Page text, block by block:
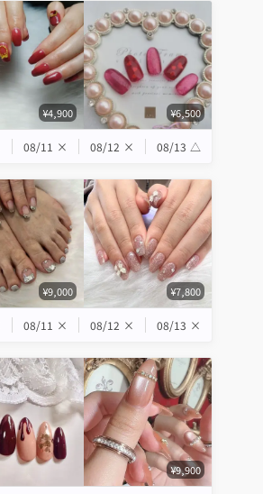
¥4,900 ¥6,500
08/11 × 08/12 × 08/13 △
¥9,000 ¥7,800
08/11 × 08/12 × 08/13 ×
¥9,900